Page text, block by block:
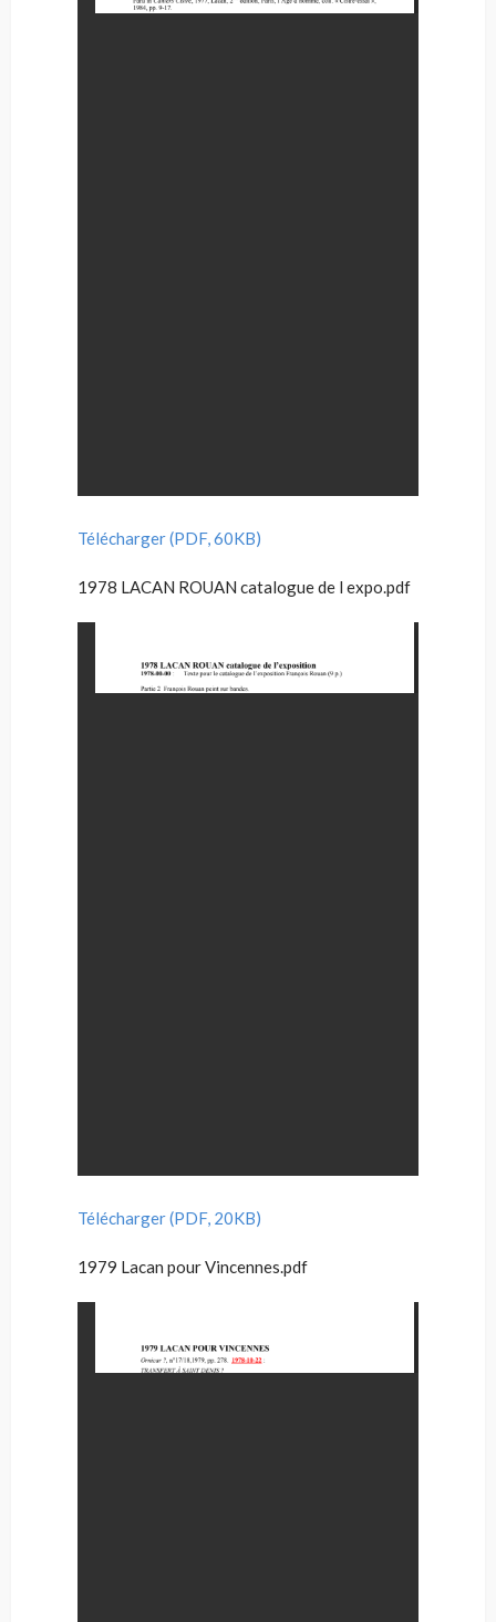
Télécharger (PDF, 60KB)
1978 LACAN ROUAN catalogue de l expo.pdf
Télécharger (PDF, 20KB)
1979 Lacan pour Vincennes.pdf